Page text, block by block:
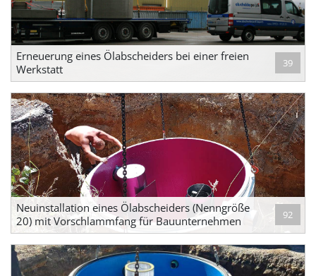
Erneuerung eines Ölabscheiders bei einer freien
Werkstatt
39
Neuinstallation eines Ölabscheiders (Nenngröße
20) mit Vorschlammfang für Bauunternehmen
92